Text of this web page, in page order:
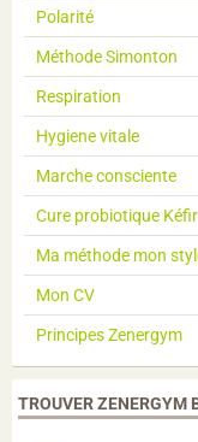
Polarité
Méthode Simonton
Respiration
Hygiene vitale
Marche consciente
Cure probiotique Kéfir
Ma méthode mon
Mon CV
Principes Zenergym
TROUVER ZENERGYM